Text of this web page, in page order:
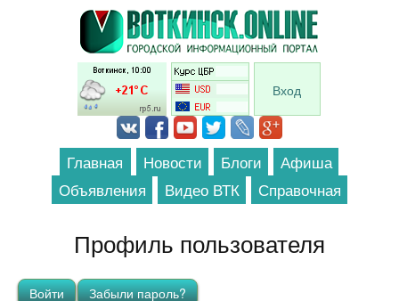
Перейти к основному содержанию
Вход
Главная Новости Блоги
Афиша
Объявления
Видео ВТК Справочная
Профиль пользователя
Главные вкладки
Войти(активная вкладка)
Забыли пароль?